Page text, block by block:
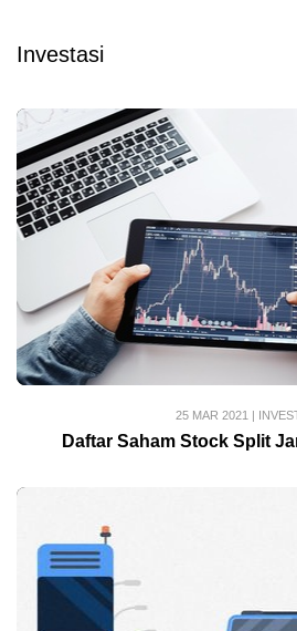
Investasi
25 MAR 2021 |
Daftar Saham Stock Split